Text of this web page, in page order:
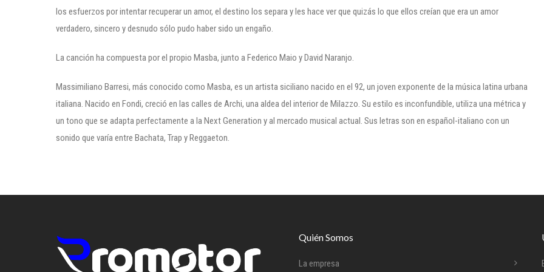
los esfuerzos por intentar recuperar un amor, el destino los separa y les hace ver que quizás lo que ellos creían que era un amor
verdadero, sincero y desnudo sólo pudo haber sido un engaño.
La canción ha compuesta por el propio Masba, junto a Federico Maio y David Naranjo.
Massimiliano Barresi, más conocido como Masba, es un artista siciliano nacido en el 92, un joven exponente de la música latina urbana
italiana. Nacido en Fondi, creció en las calles de Archi, una aldea del interior de Milazzo. Su estilo es inconfundible, utiliza una métrica y
un tono que se adapta perfectamente a la Next Generation y al mercado musical actual. Sus letras son en español-italiano con un
sonido que varía entre Bachata, Trap y Reggaeton.
Quién Somos
La empresa